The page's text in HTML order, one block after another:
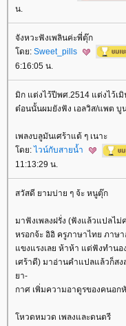
น.
จังหวะฟังเพลินค่ะพี่ตุ๊ก
ดย: Sweet_pills
6:16:05 น.
มิก แต่งไว้ปีพศ.2514 แต่งไว้เ
ต๋อนนั้นผมยังฟัง เอลวิส/แพต บู
เพลงบลูมันเศร้าแต้ ๆ เนาะ
ดย: ไวน์กับสายน้ำ
11:13:29 น.
สวัสดี ยามบ่าย ๆ จ้ะ หนูตุ๊ก
มาฟังเพลงฝรั่ง (ฟังแล้วแปลไม่
หรอกจ้ะ อิอิ ครูภาษาไทย ภาษา
ขงแรงเลย ห้าห้า แต่ฟังทำนอง
เศร้าดี) มาอ่านคำแปลแล้วก็สง
า-
กาศ เพิ่มความอาดูรของคนอก
หวดหมวด เพลงและดนตรี